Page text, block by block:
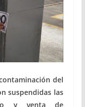
del
suspendidas las
y venta de